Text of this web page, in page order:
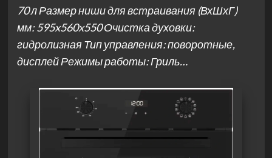
70 л Размер ниши для встраивания (ВхШхГ)
мм: 595x560x550 Очистка духовки:
гидролизная Тип управления: поворотные,
дисплей Режимы работы: Гриль…